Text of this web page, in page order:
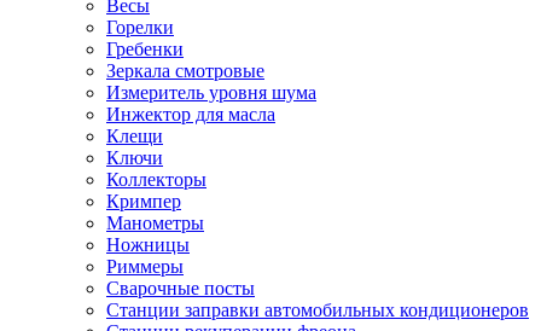
Весы
Горелки
Гребенки
Зеркала смотровые
Измеритель уровня шума
Инжектор для масла
Клещи
Ключи
Коллекторы
Кримпер
Манометры
Ножницы
Риммеры
Сварочные посты
Станции заправки автомобильных кондиционеров